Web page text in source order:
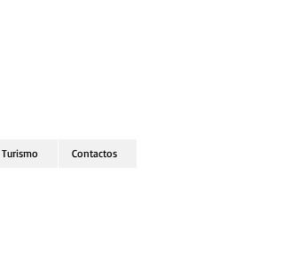
Turismo Contactos